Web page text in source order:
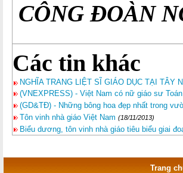
CÔNG ĐOÀN
Các tin khác
NGHĨA TRANG LIỆT SĨ GIÁO DỤC TẠI TÂY
(VNEXPRESS) - Việt Nam có nữ giáo sư
(GD&TĐ) - Những bông hoa đẹp nhất trong
Tôn vinh nhà giáo Việt Nam (18/11/2013)
Biểu dương, tôn vinh nhà giáo tiêu biểu giai
Trang